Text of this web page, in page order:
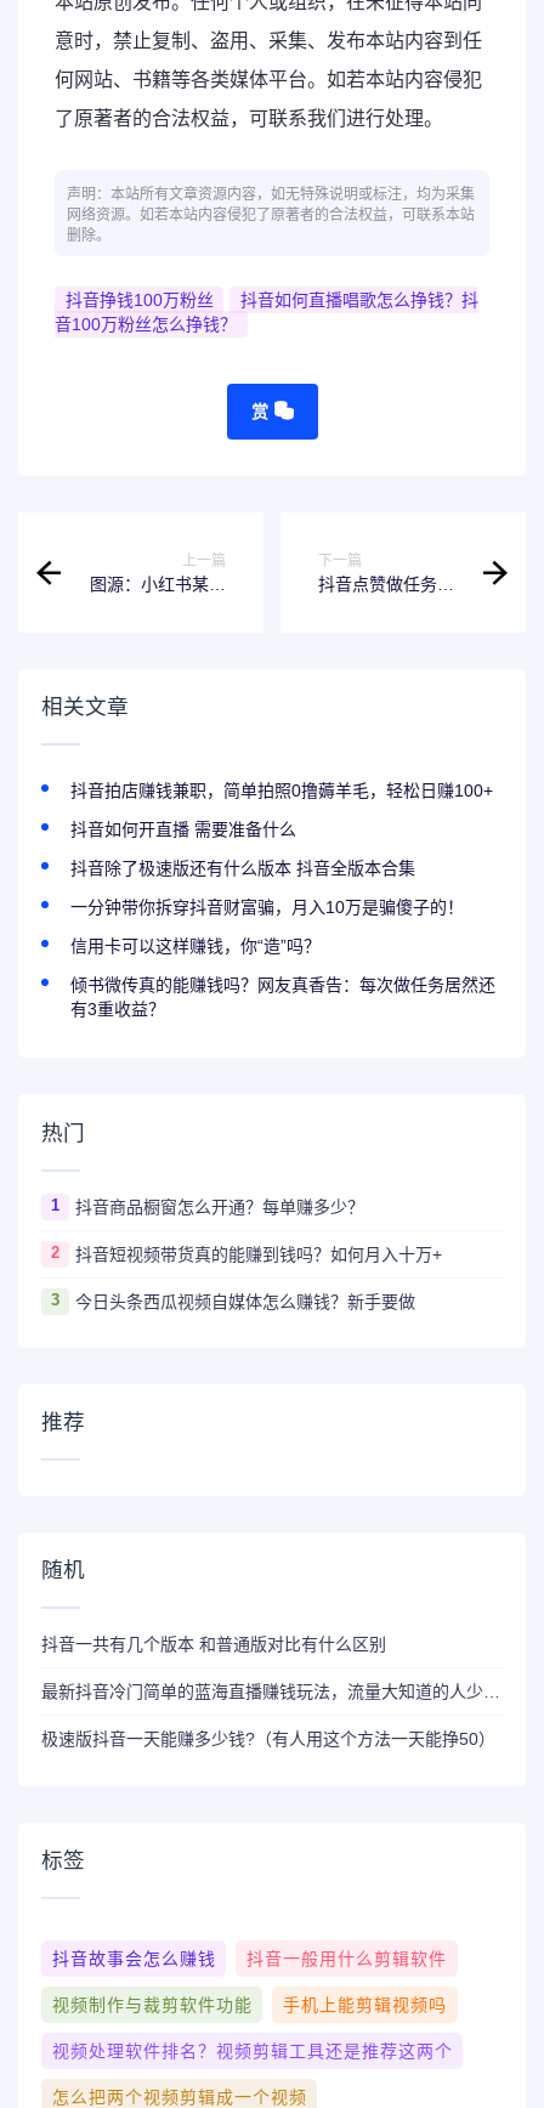
意时，禁止复制、盗用、采集、发布本站内容到任
何网站、书籍等各类媒体平台。如若本站内容侵犯
了原著者的合法权益，可联系我们进行处理。
声明：本站所有文章资源内容，如无特殊说明或标注，均为采集
网络资源。如若本站内容侵犯了原著者的合法权益，可联系本站
删除。
抖音挣钱100万粉丝
抖音如何直播唱歌怎么挣钱？抖
音100万粉丝怎么挣钱？
赏
上一篇
图源：小红书某博
下一篇
抖音点赞做任务？
相关文章
抖音拍店赚钱兼职，简单拍照0撸薅羊毛，轻松日赚100+
抖音如何开直播 需要准备什么
抖音除了极速版还有什么版本 抖音全版本合集
一分钟带你拆穿抖音财富骗，月入10万是骗傻子的！
信用卡可以这样赚钱，你“造”吗？
倾书微传真的能赚钱吗？网友真香告：每次做任务居然还
有3重收益？
热门
1 抖音商品橱窗怎么开通？每单赚多少？
2 抖音短视频带货真的能赚到钱吗？如何月入十万+
3 今日头条西瓜视频自媒体怎么赚钱？新手要做
推荐
随机
抖音一共有几个版本 和普通版对比有什么区别
最新抖音冷门简单的蓝海直播赚钱玩法，流量大知道的人少，可做到全无人直播
极速版抖音一天能赚多少钱?（有人用这个方法一天能挣50）
标签
抖音故事会怎么赚钱 抖音一般用什么剪辑软件
视频制作与裁剪软件功能 手机上能剪辑视频吗
视频处理软件排名？视频剪辑工具还是推荐这两个
怎么把两个视频剪辑成一个视频